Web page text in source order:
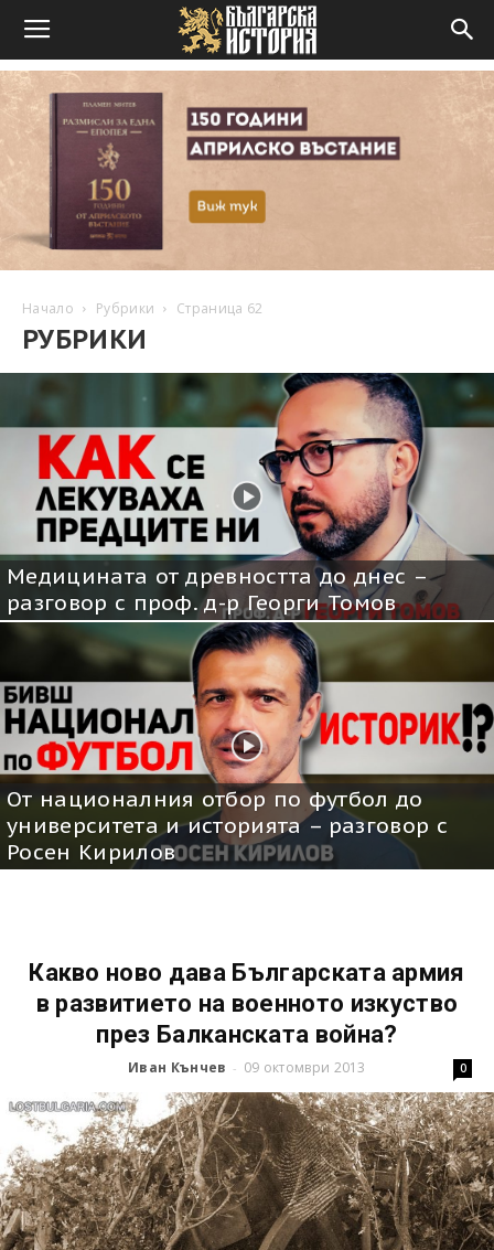
Начало Рубрики Страница 62
РУБРИКИ
Медицината от древността до днес –
разговор с проф. д-р Георги Томов
От националния отбор по футбол до
университета и историята – разговор с
Росен Кирилов
Какво ново дава Българската армия
в развитието на военното изкуство
през Балканската война?
Иван Кънчев - 09 октомври 2013 0